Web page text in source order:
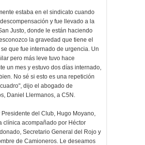
estaba en el sindicato cuando
y fue llevado a la
Justo, donde le están haciendo
la gravedad que tiene el
que fue internado de urgencia. Un
pero más leve tuvo hace
un mes y estuvo dos días internado,
No sé si esto es una repetición
dijo el abogado de
Daniel Llermanos, a C5N.
del Club, Hugo Moyano,
clínica acompañado por Héctor
Secretario General del Rojo y
de Camioneros. Le deseamos